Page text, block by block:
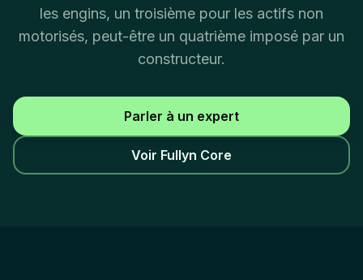
les engins, un troisième pour les actifs non
motorisés, peut-être un quatrième imposé par un
constructeur.
Parler à un expert
Voir Fullyn Core